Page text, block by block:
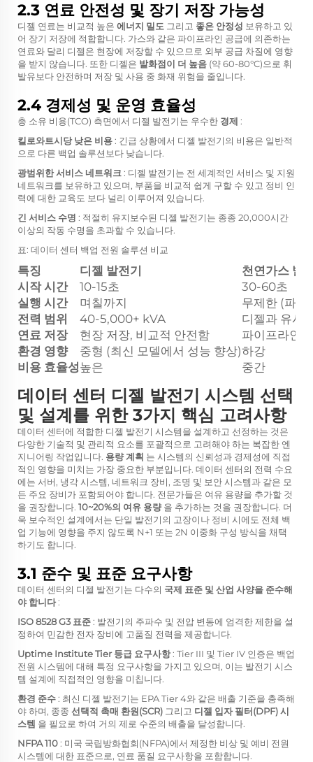
2.3 연료 안전성 및 장기 저장 가능성
디젤 연료는 비교적 높은 에너지 밀도 그리고 좋은 안정성 보유하고 있
어 장기 저장에 적합합니다. 가스와 같은 파이프라인 공급에 의존하는
연료와 달리 디젤은 현장에 저장할 수 있으므로 외부 공급 차질에 영향
을 받지 않습니다. 또한 디젤은 발화점이 더 높음 (약 60-80°C)으로 휘
발유보다 안전하며 저장 및 사용 중 화재 위험을 줄입니다.
2.4 경제성 및 운영 효율성
총 소유 비용(TCO) 측면에서 디젤 발전기는 우수한 경제 :
킬로와트시당 낮은 비용: 긴급 상황에서 디젤 발전기의 비용은 일반적
으로 다른 백업 솔루션보다 낮습니다.
광범위한 서비스 네트워크: 디젤 발전기는 전 세계적인 서비스 및 지원
네트워크를 보유하고 있으며, 부품을 비교적 쉽게 구할 수 있고 정비 인
력에 대한 교육도 보다 널리 이루어져 있습니다.
긴 서비스 수명 : 적절히 유지보수된 디젤 발전기는 종종 20,000시간
이상의 작동 수명을 초과할 수 있습니다.
표: 데이터 센터 백업 전원 솔루션 비교
특징 디젤 발전기
천연가스 발
시작 시간
10-15초
30-60초
실행 시간
며칠까지
무제한 (파이
전력 범위
40-5,000+ kVA
디젤과 유사
연료 저장
현장 저장, 비교적 안전함
파이프라인
환경 영향
중형 (최신 모델에서 성능 향상)하강
비용 효율성높은 중간
데이터 센터 디젤 발전기 시스템 선택
및 설계를 위한 3가지 핵심 고려사항
데이터 센터에 적합한 디젤 발전기 시스템을 설계하고 선정하는 것은
다양한 기술적 및 관리적 요소를 포괄적으로 고려해야 하는 복잡한 엔
지니어링 작업입니다. 용량 계획 는 시스템의 신뢰성과 경제성에 직접
적인 영향을 미치는 가장 중요한 부분입니다. 데이터 센터의 전력 수요
에는 서버, 냉각 시스템, 네트워크 장비, 조명 및 보안 시스템과 같은 모
든 주요 장비가 포함되어야 합니다. 전문가들은 여유 용량을 추가할 것
을 권장합니다. 10~20%의 여유 용량을 추가하는 것을 권장합니다. 더
욱 보수적인 설계에서는 단일 발전기의 고장이나 정비 시에도 전체 백
업 기능에 영향을 주지 않도록 N+1 또는 2N 이중화 구성 방식을 채택
하기도 합니다.
3.1 준수 및 표준 요구사항
데이터 센터의 디젤 발전기는 다수의 국제 표준 및 산업 사양을 준수해
야 합니다:
ISO 8528 G3 표준: 발전기의 주파수 및 전압 변동에 엄격한 제한을 설
정하여 민감한 전자 장비에 고품질 전력을 제공합니다.
Uptime Institute Tier 등급 요구사항: Tier III 및 Tier IV 인증은 백업
전원 시스템에 대해 특정 요구사항을 가지고 있으며, 이는 발전기 시스
템 설계에 직접적인 영향을 미칩니다.
환경 준수: 최신 디젤 발전기는 EPA Tier 4와 같은 배출 기준을 충족해
야 하며, 종종 선택적 촉매 환원(SCR) 그리고 디젤 입자 필터(DPF) 시
스템 을 필요로 하여 거의 제로 수준의 배출을 달성합니다.
NFPA 110: 미국 국립방화협회(NFPA)에서 제정한 비상 및 예비 전원
시스템에 대한 표준으로, 연료 품질 요구사항을 포함합니다.